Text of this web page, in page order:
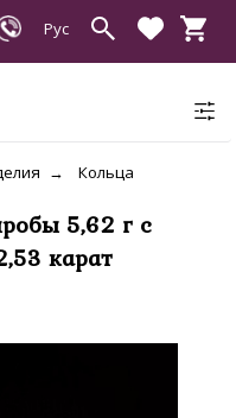
Кольца
5,62 г с
карат